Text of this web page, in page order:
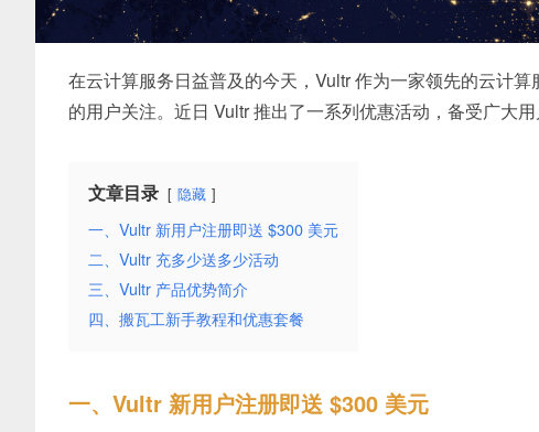
在云计算服务日益普及的今天，Vultr 作为一家领先的云计
的用户关注。近日 Vultr 推出了一系列优惠活动，备受广大
文章目录 隐藏
一、Vultr 新用户注册即送 $300 美元
二、Vultr 充多少送多少活动
三、Vultr 产品优势简介
四、搬瓦工新手教程和优惠套餐
一、Vultr 新用户注册即送 $300 美元